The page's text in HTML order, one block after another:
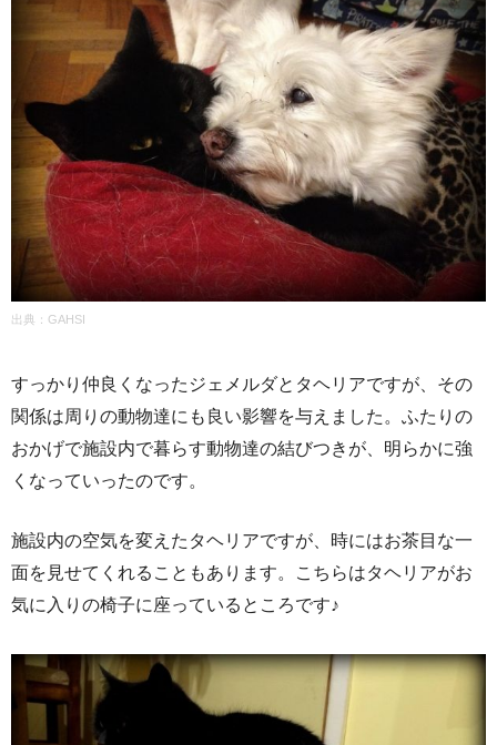
出典：GAHSI
すっかり仲良くなったジェメルダとタヘリアですが、その
関係は周りの動物達にも良い影響を与えました。ふたりの
おかげで施設内で暮らす動物達の結びつきが、明らかに強
くなっていったのです。
施設内の空気を変えたタヘリアですが、時にはお茶目な一
面を見せてくれることもあります。こちらはタヘリアがお
気に入りの椅子に座っているところです♪